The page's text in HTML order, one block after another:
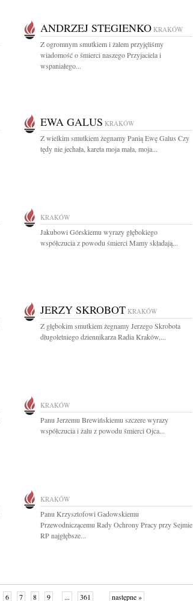
ANDRZEJ STEGIENKO KRAKÓW
Z ogromnym smutkiem i żalem przyjęliśmy
wiadomość o śmierci naszego Przyjaciela i
wspaniałego...
EWA GALUS KRAKÓW
Z wielkim smutkiem żegnamy Panią Ewę Galus Czy
tędy nie jechała, kareta moja mała, moja...
KRAKÓW
Jakubowi Górskiemu wyrazy głębokiego
współczucia z powodu śmierci Mamy składają...
JERZY SKROBOT KRAKÓW
Z głębokim smutkiem żegnamy Jerzego Skrobota
długoletniego dziennikarza Radia Kraków,...
KRAKÓW
Panu Jerzemu Brewińskiemu szczere wyrazy
współczucia i żalu z powodu śmierci Ojca...
KRAKÓW
Panu Krzysztofowi Gadowskiemu
Przewodniczącemu Rady Ochrony Pracy przy Sejmie
RP najgłębsze...
6 7 8 9 ... 361 następne »